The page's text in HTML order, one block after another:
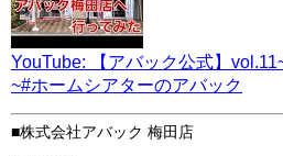
YouTube: 【アバック公式】
~#ホームシアターのアバック
■株式会社アバック 梅田店